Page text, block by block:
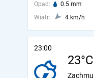
Opad: 0.5 mm
Wiatr:
4 km/h
23:00
23°C